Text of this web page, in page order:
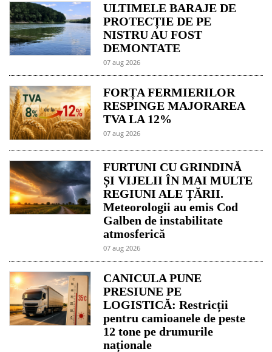
ULTIMELE BARAJE DE
PROTECȚIE DE PE
NISTRU AU FOST
DEMONTATE
07 aug 2026
FORȚA FERMIERILOR
RESPINGE MAJORAREA
TVA LA 12%
07 aug 2026
FURTUNI CU GRINDINĂ
ȘI VIJELII ÎN MAI MULTE
REGIUNI ALE ȚĂRII.
Meteorologii au emis Cod
Galben de instabilitate
atmosferică
07 aug 2026
CANICULA PUNE
PRESIUNE PE
LOGISTICĂ: Restricții
pentru camioanele de peste
12 tone pe drumurile
naționale